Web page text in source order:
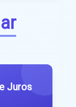
Juros